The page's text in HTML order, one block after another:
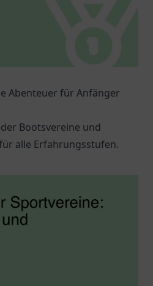
Abenteuer für Anfänger
Bootsvereine und
alle Erfahrungsstufen.